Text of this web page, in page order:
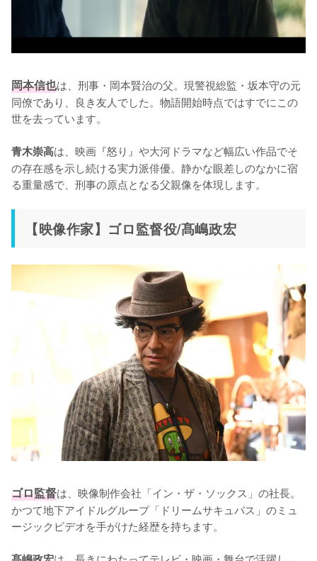
岡本信也は、刑事・岡本賢治の父。現警視総監・坂本守の元
同僚であり、良き友人でした。物語開始時点ではすでにこの
世を去っています。
青木崇高は、映画『怒り』や大河ドラマなど幅広い作品でそ
の存在感を示し続ける実力派俳優。静かな眼差しのなかに宿
る重量感で、刑事の原点となる父親像を体現します。
【映像作家】ゴロ監督役/髙嶋政宏
ゴロ監督は、映像制作会社「イン・ザ・ソックス」の社長。
かつて地下アイドルグループ「ドリームサキュバス」のミュ
ージックビデオを手がけた経歴を持ちます。